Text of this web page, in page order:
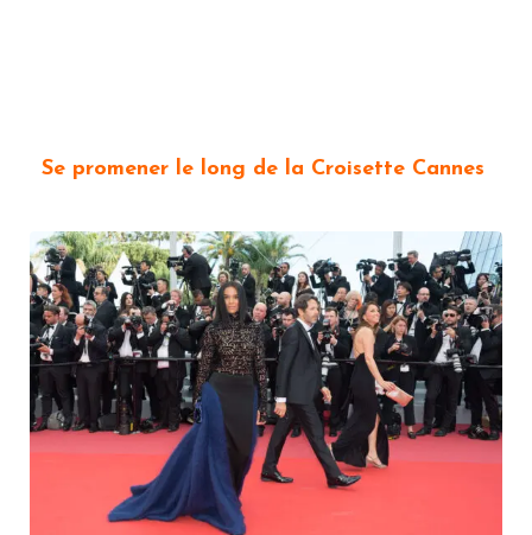
Se promener le long de la Croisette Cannes